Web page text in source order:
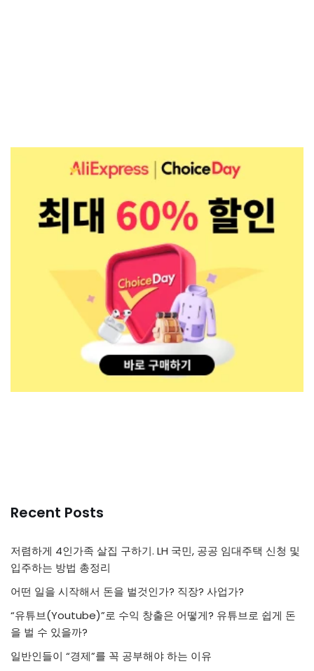
Recent Posts
저렴하게 4인가족 살집 구하기. LH 국민, 공공 임대주택 신청 및
입주하는 방법 총정리
어떤 일을 시작해서 돈을 벌것인가? 직장? 사업가?
“유튜브(Youtube)”로 수익 창출은 어떻게? 유튜브로 쉽게 돈
을 벌 수 있을까?
일반인들이 “경제”를 꼭 공부해야 하는 이유